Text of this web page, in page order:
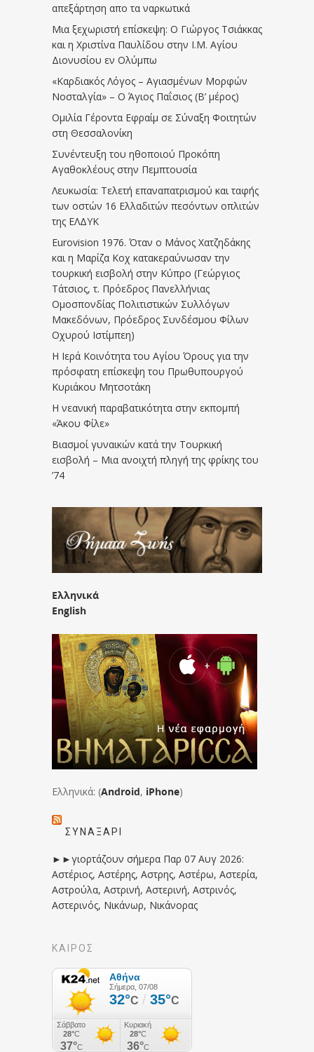
απεξάρτηση απο τα ναρκωτικά
Μια ξεχωριστή επίσκεψη: Ο Γιώργος Τσιάκκας
και η Χριστίνα Παυλίδου στην Ι.Μ. Αγίου
Διονυσίου εν Ολύμπω
«Καρδιακός Λόγος – Αγιασμένων Μορφών
Νοσταλγία» – Ο Άγιος Παΐσιος (Β’ μέρος)
Ομιλία Γέροντα Εφραίμ σε Σύναξη Φοιτητών
στη Θεσσαλονίκη
Συνέντευξη του ηθοποιού Προκόπη
Αγαθοκλέους στην Πεμπτουσία
Λευκωσία: Τελετή επαναπατρισμού και ταφής
των οστών 16 Ελλαδιτών πεσόντων οπλιτών
της ΕΛΔΥΚ
Eurovision 1976. Όταν ο Μάνος Χατζηδάκης
και η Μαρίζα Κοχ κατακεραύνωσαν την
τουρκική εισβολή στην Κύπρο (Γεώργιος
Τάτσιος, τ. Πρόεδρος Πανελλήνιας
Ομοσπονδίας Πολιτιστικών Συλλόγων
Μακεδόνων, Πρόεδρος Συνδέσμου Φίλων
Οχυρού Ιστίμπεη)
Η Ιερά Κοινότητα του Αγίου Όρους για την
πρόσφατη επίσκεψη του Πρωθυπουργού
Κυριάκου Μητσοτάκη
Η νεανική παραβατικότητα στην εκπομπή
«Άκου Φίλε»
Βιασμοί γυναικών κατά την Τουρκική
εισβολή – Μια ανοιχτή πληγή της φρίκης του
’74
Ελληνικά
English
Ελληνικά: (Android, iPhone)
ΣΥΝΑΞΆΡΙ
►►γιορτάζουν σήμερα Παρ 07 Αυγ 2026:
Αστέριος, Αστέρης, Αστρης, Αστέρω, Αστερία,
Αστρούλα, Αστρινή, Αστερινή, Αστρινός,
Αστερινός, Νικάνωρ, Νικάνορας
ΚΑΙΡΟΣ